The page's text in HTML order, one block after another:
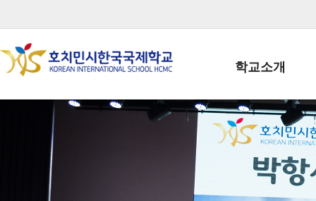
학교소개
학교장인사말
학생회장인사말
학교상징